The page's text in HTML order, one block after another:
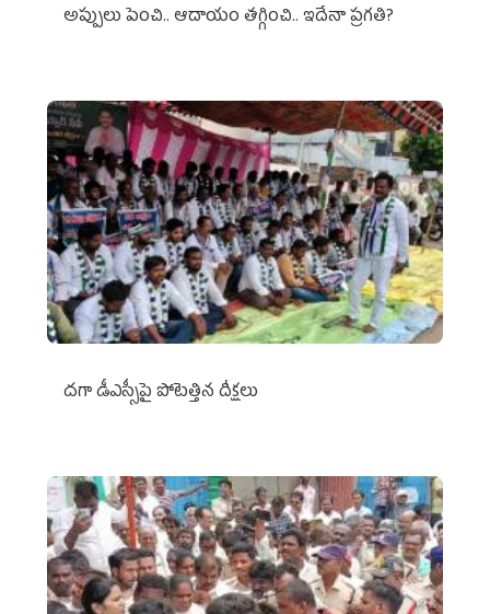
అప్పులు పెంచి.. ఆదాయం తగ్గించి.. ఇదేనా ప్రగతి?
దగా డీఎస్సీపై పోటెత్తిన దీక్షలు